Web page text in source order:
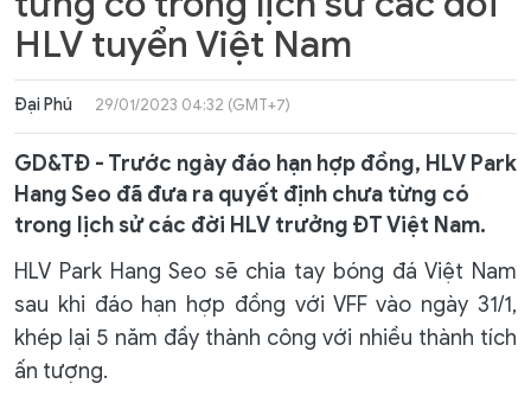
HLV tuyển Việt Nam
Đại Phú 29/01/2023 04:32 (GMT+7)
GD&TĐ - Trước ngày đáo hạn hợp đồng, HLV Park
Hang Seo đã đưa ra quyết định chưa từng có
trong lịch sử các đời HLV trưởng ĐT Việt Nam.
HLV Park Hang Seo sẽ chia tay bóng đá Việt Nam
sau khi đáo hạn hợp đồng với VFF vào ngày 31/1,
khép lại 5 năm đầy thành công với nhiều thành tích
ấn tượng.